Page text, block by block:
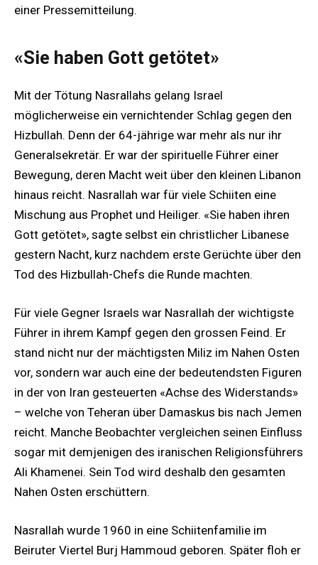
einer Pressemitteilung.
«Sie haben Gott getötet»
Mit der Tötung Nasrallahs gelang Israel
möglicherweise ein vernichtender Schlag gegen den
Hizbullah. Denn der 64-jährige war mehr als nur ihr
Generalsekretär. Er war der spirituelle Führer einer
Bewegung, deren Macht weit über den kleinen Libanon
hinaus reicht. Nasrallah war für viele Schiiten eine
Mischung aus Prophet und Heiliger. «Sie haben ihren
Gott getötet», sagte selbst ein christlicher Libanese
gestern Nacht, kurz nachdem erste Gerüchte über den
Tod des Hizbullah-Chefs die Runde machten.
Für viele Gegner Israels war Nasrallah der wichtigste
Führer in ihrem Kampf gegen den grossen Feind. Er
stand nicht nur der mächtigsten Miliz im Nahen Osten
vor, sondern war auch eine der bedeutendsten Figuren
in der von Iran gesteuerten «Achse des Widerstands»
– welche von Teheran über Damaskus bis nach Jemen
reicht. Manche Beobachter vergleichen seinen Einfluss
sogar mit demjenigen des iranischen Religionsführers
Ali Khamenei. Sein Tod wird deshalb den gesamten
Nahen Osten erschüttern.
Nasrallah wurde 1960 in eine Schiitenfamilie im
Beiruter Viertel Burj Hammoud geboren. Später floh er